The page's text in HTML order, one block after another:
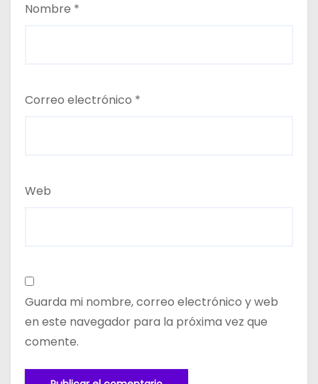
Nombre *
Correo electrónico *
Web
Guarda mi nombre, correo electrónico y web
en este navegador para la próxima vez que
comente.